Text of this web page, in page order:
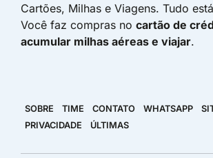
Cartões, Milhas e Viagens. Tudo
Você faz compras no cartão de
acumular milhas aéreas e viajar.
SOBRE TIME CONTATO WHATSAPP
PRIVACIDADE
ÚLTIMAS